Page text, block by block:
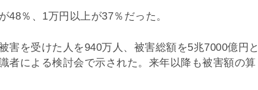
48％、1万円以上が37％だった。
害を受けた人を940万人、被害総額を5兆7000億円と
者による検討会で示された。来年以降も被害額の算